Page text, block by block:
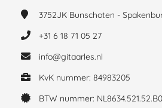
3752JK Bunschoten -
+31 6 18 71 05 27
info@gitaarles.nl
KvK nummer: 84983205
BTW nummer: